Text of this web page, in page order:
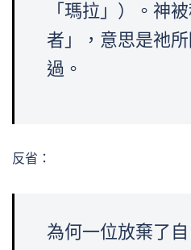
「瑪拉」）。神
者」，意思是祂
過。
反省：
為何一位放棄了